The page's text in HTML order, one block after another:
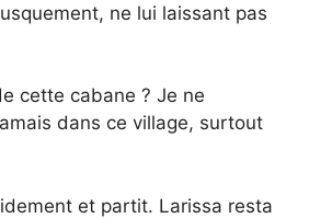
ne lui laissant pas
cette cabane ? Je ne
dans ce village, surtout
et partit. Larissa resta